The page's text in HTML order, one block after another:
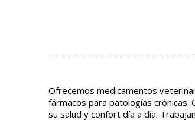
Ofrecemos medicamentos
fármacos para patologías crónicas.
su salud y confort día a día.